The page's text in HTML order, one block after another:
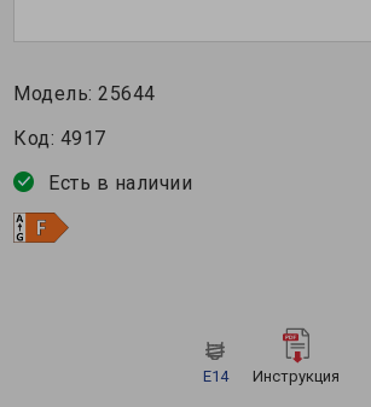
Модель:25644
Код: 4917
Есть в наличии
E14 Инструкция